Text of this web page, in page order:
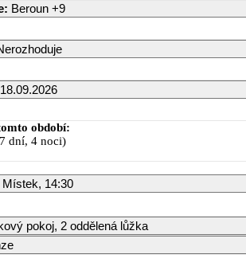
: Beroun +9
období:
dní, 4 noci)
14:30
pokoj, 2 oddělená lůžka